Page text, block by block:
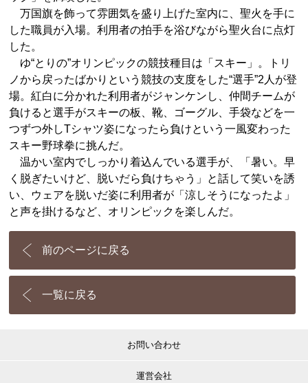
万国旗を飾って雰囲気を盛り上げた室内に、聖火を手に
した職員が入場。利用者の拍手を浴びながら聖火台に点灯
した。
ゆ“とりの”オリンピックの競技種目は「スキー」。トリ
ノから戻ったばかりという競技の支度をした“選手”2人が登
場。紅白に分かれた利用者がジャンケンし、仲間チームが
負けると選手がスキーの板、靴、ゴーグル、手袋などを一
つずつ外しTシャツ姿になったら負けという一風変わった
スキー野球拳に挑んだ。
温かい室内でしっかり着込んでいる選手が、「暑い。早
く脱ぎたいけど、脱いだら負けちゃう」と話して笑いを誘
い、ウェアを脱いだ姿に利用者が「涼しそうになったよ」
と声を掛けるなど、オリンピックを楽しんだ。
前のページに戻る
一覧に戻る
お問い合わせ
運営会社